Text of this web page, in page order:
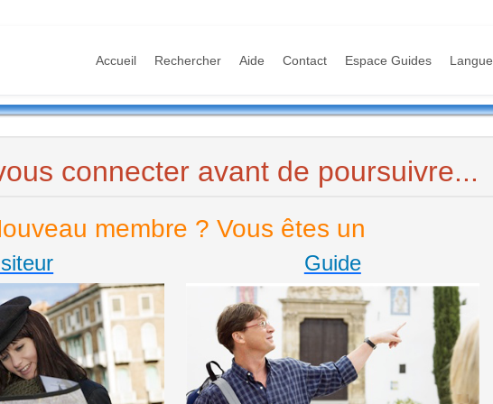
Accueil Rechercher Aide Contact Espace Guides Langue
connecter avant de poursuivre...
membre ? Vous êtes un
Guide